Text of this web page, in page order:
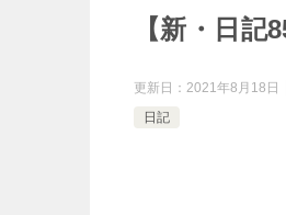
【新・日
更新日： 2021年8月18日
日記